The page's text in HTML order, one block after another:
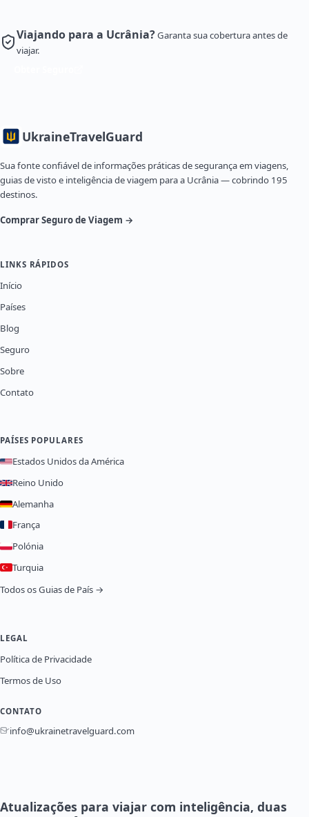
Viajando para a Ucrânia?Garanta sua cobertura antes de
viajar.
UkraineTravelGuard
Sua fonte confiável de informações práticas de segurança em viagens,
guias de visto e inteligência de viagem para a Ucrânia — cobrindo 195
destinos.
Comprar Seguro de Viagem →
LINKS RÁPIDOS
Início
Países
Blog
Seguro
Sobre
Contato
PAÍSES POPULARES
Estados Unidos da América
Reino Unido
Alemanha
França
Polónia
Turquia
Todos os Guias de País →
LEGAL
Política de Privacidade
Termos de Uso
CONTATO
info@ukrainetravelguard.com
Atualizações para viajar com inteligência, duas